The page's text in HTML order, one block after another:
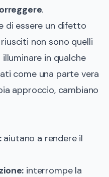
.
di essere un difetto
non sono quelli
in qualche
come una parte vera
approccio, cambiano
aiutano a rendere il
interrompe la